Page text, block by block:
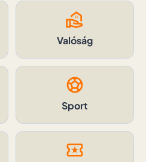
real_estate_agent
Valóság
sports_soccer
Sport
local_activity